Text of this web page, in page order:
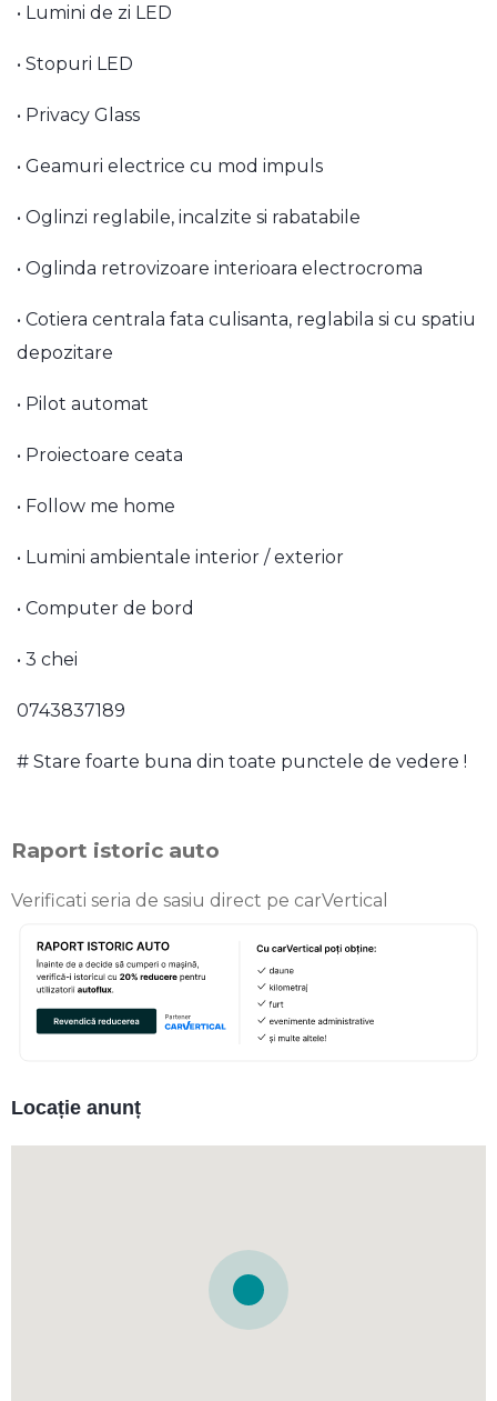
• Lumini de zi LED
• Stopuri LED
• Privacy Glass
• Geamuri electrice cu mod impuls
• Oglinzi reglabile, incalzite si rabatabile
• Oglinda retrovizoare interioara electrocroma
• Cotiera centrala fata culisanta, reglabila si cu spatiu
depozitare
• Pilot automat
• Proiectoare ceata
• Follow me home
• Lumini ambientale interior / exterior
• Computer de bord
• 3 chei
0743837189
# Stare foarte buna din toate punctele de vedere !
Raport istoric auto
Verificati seria de sasiu direct pe carVertical
Locație anunț